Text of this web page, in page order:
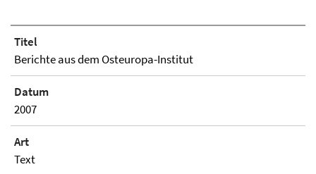
Titel
Berichte aus dem Osteuropa-Institut
Datum
2007
Art
Text